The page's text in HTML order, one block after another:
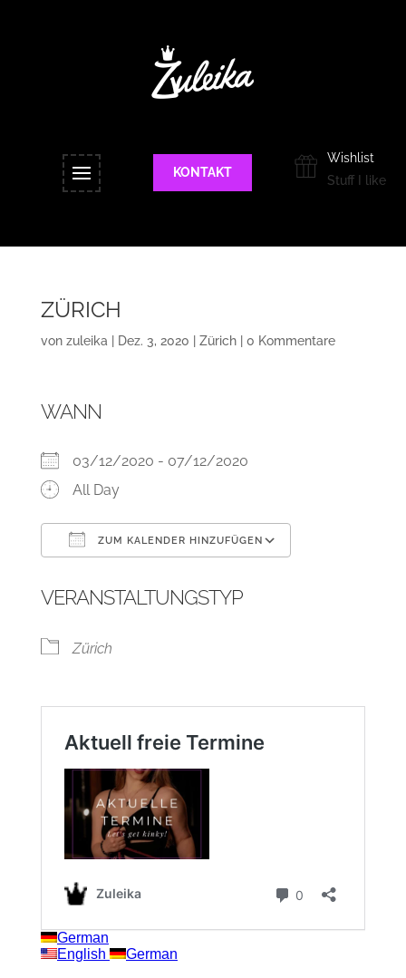
KONTAKT
Wishlist
Stuff I like
ZÜRICH
von zuleika Dez. 3, 2020 Zürich| 0 Kommentare
WANN
03/12/2020 - 07/12/2020
All Day
ZUM KALENDER HINZUFÜGEN
VERANSTALTUNGSTYP
Zürich